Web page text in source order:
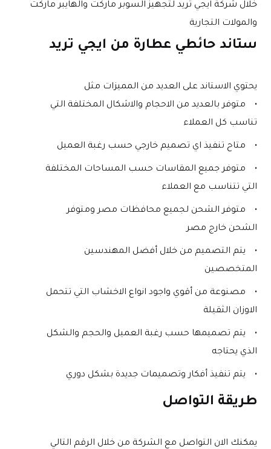
والمولات التجارية
ستاند حائطي عطارة من ايجي تريد
يحتوي الاستاند على العديد من المميزات مثل
تناسب كل العملاء
متاح تنفيذ اي تصميم خارجي حسب رغبة العميل
التي تتناسب مع العملاء
متوفر الشحن لجميع محافظات مصر ومتوفر
الشحن خارج مصر
المتخصصين
الاوزان الثقيلة
الذي يحتاجه
يتم تنفيذ أفكار وتصميمات جديدة بشكل دوري
طريقة التواصل
يمكنك الان التواصل مع الشركة من خلال الرقم التالي